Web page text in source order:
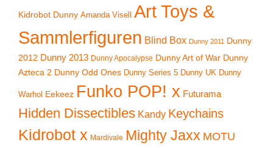
Kidrobot Dunny Amanda Visell
Art Toys &
Sammlerfiguren Blind Box Dunny 2011 Dunny
2012 Dunny 2013 Dunny Apocalypse Dunny Art of War Dunny
Azteca 2 Dunny Odd Ones Dunny Series 5 Dunny UK Dunny
Warhol Eekeez Funko POP! x Futurama
Hidden Dissectibles Kandy Keychains
Kidrobot x Mardivale Mighty Jaxx MOTU